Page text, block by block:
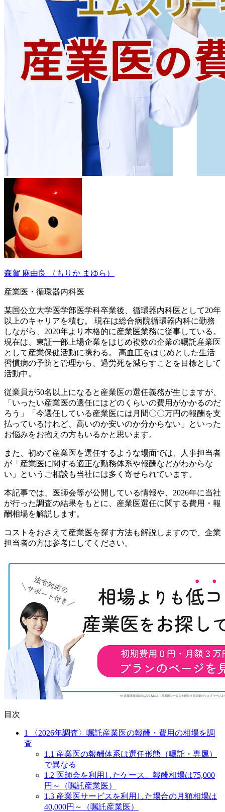
森賀 麻由良 （もりか まゆら）
産業医・循環器内科医
某国公立大学医学部医学科卒業後、循環器内科医として20年
以上のキャリアを積む。 現在は総合病院循環器内科に勤務
しながら、2020年より本格的に産業医業務に従事している。
現在は、東証一部上場企業をはじめ複数の企業の嘱託産業医
として産業保健活動に携わる。 高血圧をはじめとした生活
習慣病の予防と管理から、過労死を減らすことを目標として
活動中。
従業員が50名以上になると産業医の選任義務が生じますが、
「いったい産業医の選任にはどのくらいの費用がかかるのだ
ろう」「今選任している産業医には月間〇〇万円の報酬を支
払っているけれど、高いのか安いのか分からない」といった
お悩みをお抱えの方もいるかと思います。
また、初めて産業医を選任するような場面では、人事担当者
が「産業医に関する適正な勤務体系や報酬などがわからな
い」というご相談も当社には多く寄せられています。
本記事では、医師会等が公開している情報や、2026年に当社
が行った調査の結果をもとに、産業医選任に関する費用・報
酬相場を解説します。
コストをおさえて産業医を探す方法も解説しますので、企業
担当者の方は参考にしてください。
目次
1
〈2026年調査〉嘱託産業医の報酬・費用の相場を調
査
1.1 産業医の報酬体系は選任形態（嘱託・専属）
で異なる
1.2 医師会を利用したケース、報酬相場は75,000
円～（嘱託産業医）
1.3 産業医サービスを利用した場合の月額相場は
40,000円～（嘱託産業医）